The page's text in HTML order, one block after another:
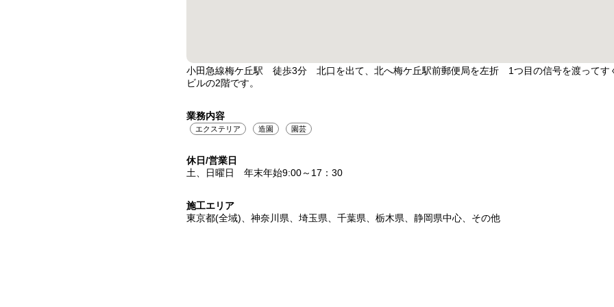
小田急線梅ケ丘駅 徒歩3分 北口を出て、北へ梅ケ丘駅前郵便局を左折 1つ目の信号を渡って
ビルの2階です。
業務内容
エクステリア 造園 園芸
休日/営業日
土、日曜日 年末年始9:00～17：30
施工エリア
東京都(全域)、神奈川県、埼玉県、千葉県、栃木県、静岡県中心、その他